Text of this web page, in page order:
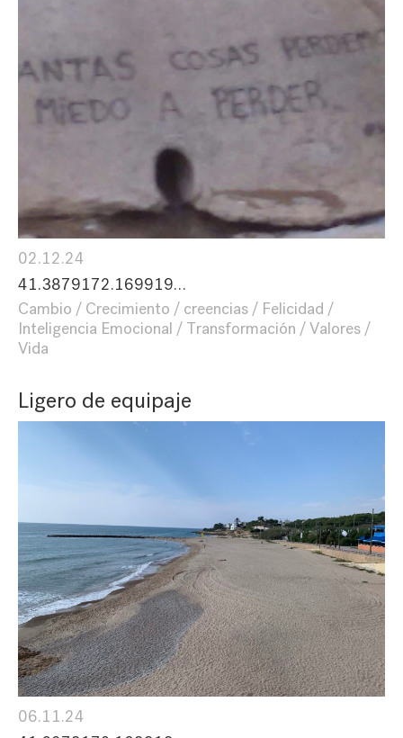
02.12.24
41.3879172.169919…
Cambio
Crecimiento creencias
Felicidad
Inteligencia Emocional
Transformación
Valores
Vida
Ligero de equipaje
06.11.24